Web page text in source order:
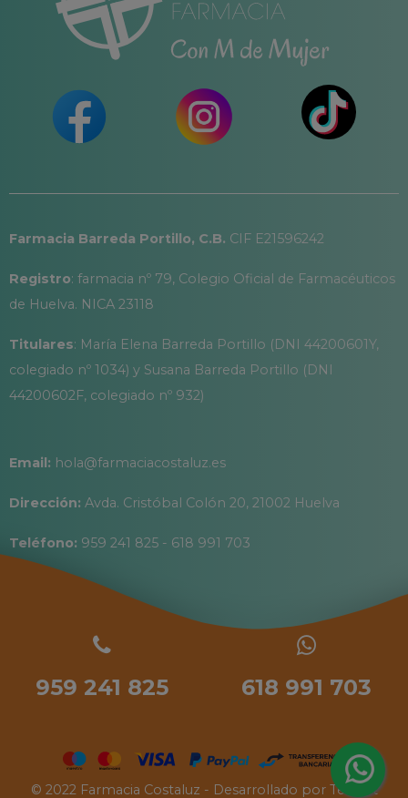
Farmacia Barreda Portillo, C.B. CIF E21596242
Registro: farmacia nº 79, Colegio Oficial de Farmacéuticos
de Huelva. NICA 23118
Titulares: María Elena Barreda Portillo (DNI 44200601Y,
colegiado nº 1034) y Susana Barreda Portillo (DNI
44200602F, colegiado nº 932)
Email: hola@farmaciacostaluz.es
Dirección: Avda. Cristóbal Colón 20, 21002 Huelva
Teléfono: 959 241 825 - 618 991 703
959 241 825 618 991 703
© 2022 Farmacia Costaluz - Desarrollado por Tecinet